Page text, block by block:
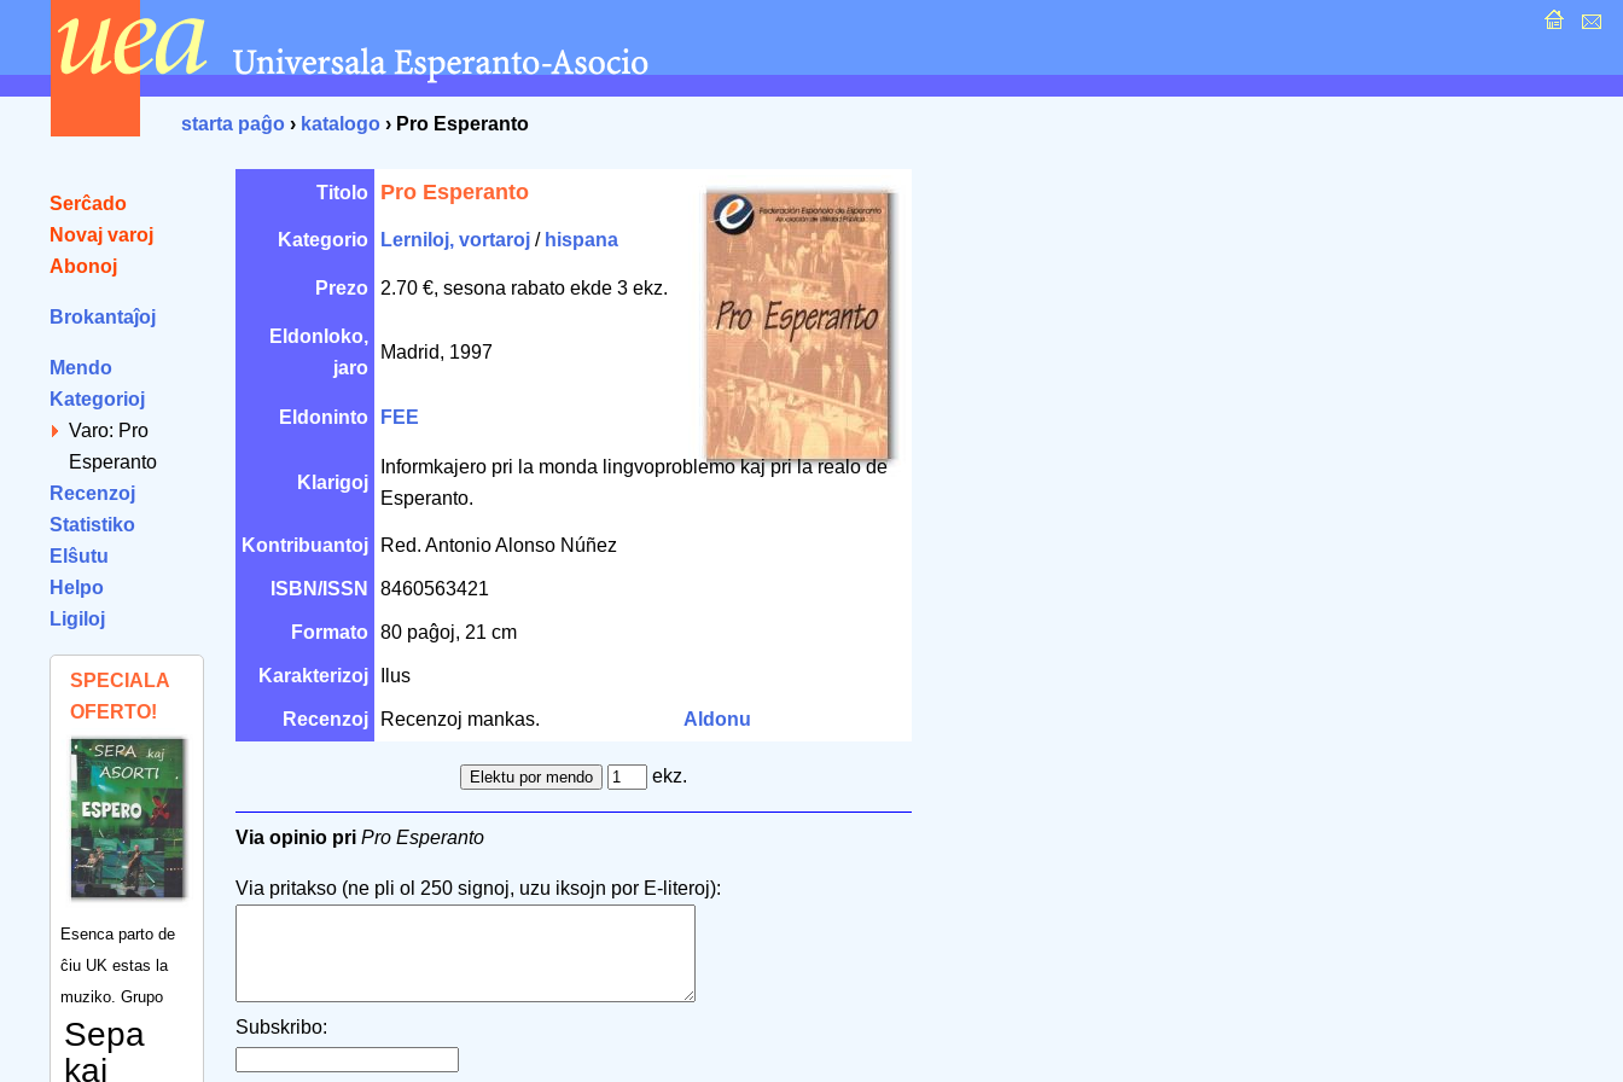
starta paĝo › katalogo › Pro Esperanto
Serĉado
Novaj varoj
Abonoj
Brokantaĵoj
Mendo
Kategorioj
Varo: Pro
Esperanto
Recenzoj
Statistiko
Elŝutu
Helpo
Ligiloj
SPECIALA
OFERTO!
Esenca parto de
ĉiu UK estas la
muziko. Grupo
Sepa
kaj
Titolo Pro Esperanto
Kategorio Lerniloj, vortaroj / hispana
Prezo 2.70 €, sesona rabato ekde 3 ekz.
Eldonloko,
jaro
Madrid, 1997
Eldoninto FEE
Klarigoj
Informkajero pri la monda lingvoproblemo kaj pri la realo de
Esperanto.
Kontribuantoj Red. Antonio Alonso Núñez
ISBN/ISSN 8460563421
Formato 80 paĝoj, 21 cm
Karakterizoj Ilus
Recenzoj Recenzoj mankas. Aldonu
ekz.
Via opinio pri Pro Esperanto
Via pritakso (ne pli ol 250 signoj, uzu iksojn por E-literoj):
Subskribo: